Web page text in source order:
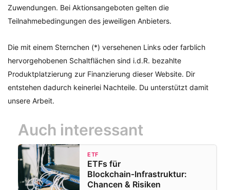
Zuwendungen. Bei Aktionsangeboten gelten die
Teilnahmebedingungen des jeweiligen Anbieters.
Die mit einem Sternchen (*) versehenen Links oder farblich
hervorgehobenen Schaltflächen sind i.d.R. bezahlte
Produktplatzierung zur Finanzierung dieser Website. Dir
entstehen dadurch keinerlei Nachteile. Du unterstützt damit
unsere Arbeit.
Auch interessant
ETF
ETFs für
Blockchain‑Infrastruktur:
Chancen & Risiken